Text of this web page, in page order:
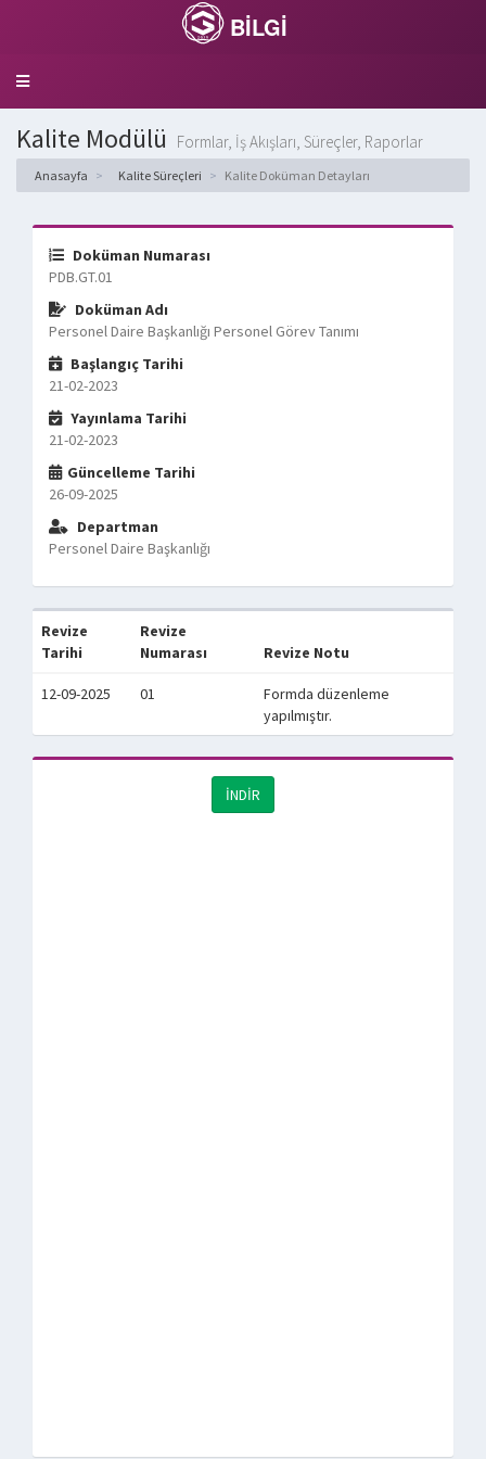
BİLGİ
Toggle
Kalite Modülü Formlar, İş Akışları, Süreçler, Raporlar
Anasayfa Kalite Süreçleri Kalite Doküman Detayları
Doküman Numarası
PDB.GT.01
Doküman Adı
Personel Daire Başkanlığı Personel Görev Tanımı
Başlangıç Tarihi
21-02-2023
Yayınlama Tarihi
21-02-2023
Güncelleme Tarihi
26-09-2025
Departman
Personel Daire Başkanlığı
Revize
Tarihi
Revize
Numarası
Revize Notu
12-09-2025 01
Formda düzenleme
yapılmıştır.
İNDİR